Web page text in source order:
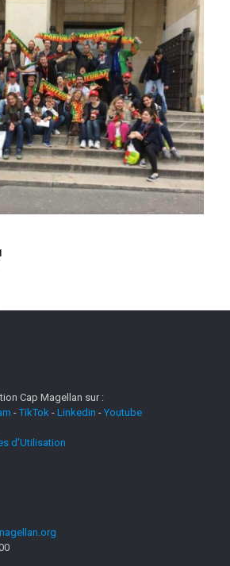
Cap Magellan sur :
-TikTok - Linkedin - Youtube
d'Utilisation